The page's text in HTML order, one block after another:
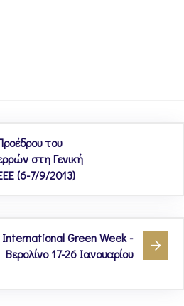
του
στη Γενική
(6-7/9/2013)
Green Week -
Βερολίνο 17-26 Ιανουαρίου